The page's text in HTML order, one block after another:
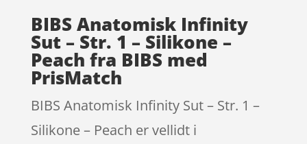
BIBS Anatomisk Infinity
Sut – Str. 1 – Silikone –
Peach fra BIBS med
PrisMatch
BIBS Anatomisk Infinity Sut – Str. 1 –
Silikone – Peach er vellidt i